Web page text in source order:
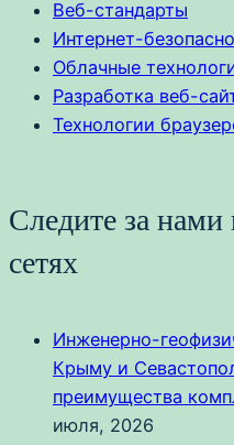
Веб-стандарты
Интернет-
Облачные
Разработка веб-
Технологии
Следите за
сетях
Инженерно-
Крыму и
преимущества
июля, 2026